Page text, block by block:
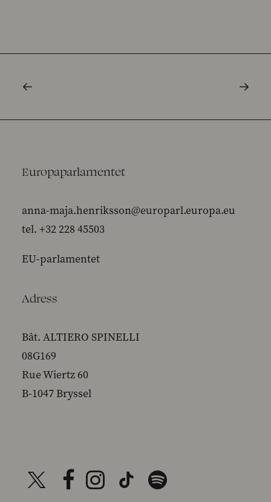
Europaparlamentet
anna-maja.henriksson@europarl.europa.eu
tel. +32 228 45503
EU-parlamentet
Adress
Bât. ALTIERO SPINELLI
08G169
Rue Wiertz 60
B-1047 Bryssel